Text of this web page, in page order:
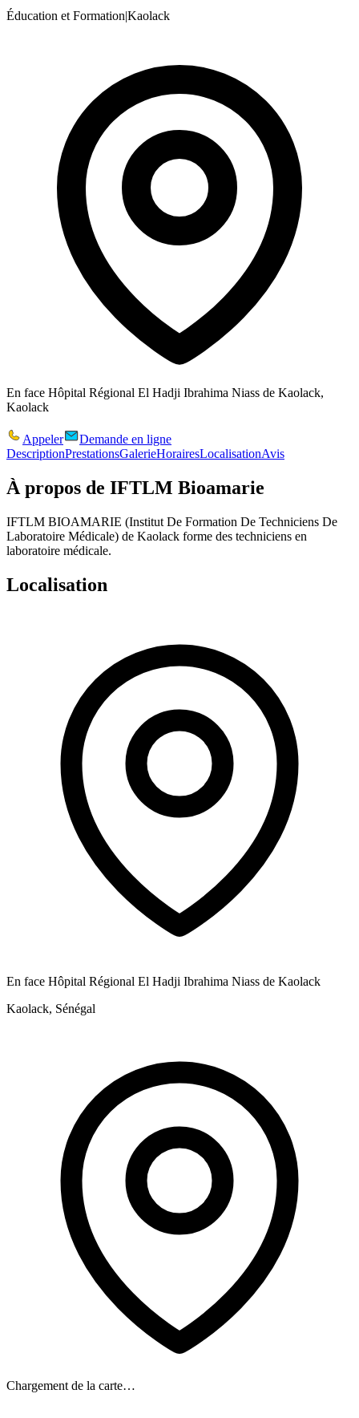
Éducation et Formation|Kaolack
En face Hôpital Régional El Hadji Ibrahima Niass de Kaolack,
Kaolack
Appeler
Demande en ligne
DescriptionPrestationsGalerieHorairesLocalisationAvis
À propos de IFTLM Bioamarie
IFTLM BIOAMARIE (Institut De Formation De Techniciens De
Laboratoire Médicale) de Kaolack forme des techniciens en
laboratoire médicale.
Localisation
En face Hôpital Régional El Hadji Ibrahima Niass de Kaolack
Kaolack, Sénégal
Chargement de la carte…